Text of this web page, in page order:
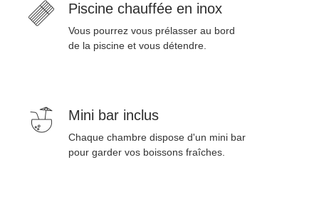
Piscine chauffée en inox
Vous pourrez vous prélasser au bord
de la piscine et vous détendre.
Mini bar inclus
Chaque chambre dispose d'un mini bar
pour garder vos boissons fraîches.